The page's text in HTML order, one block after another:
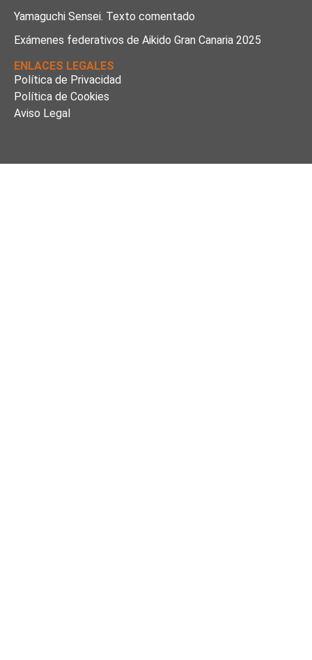
Yamaguchi Sensei. Texto comentado
Exámenes federativos de Aikido Gran Canaria 2025
ENLACES LEGALES
Política de Privacidad
Política de Cookies
Aviso Legal